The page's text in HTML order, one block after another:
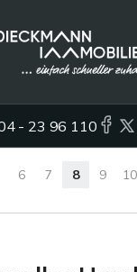
- 23 96 110
6 7 8 9 10